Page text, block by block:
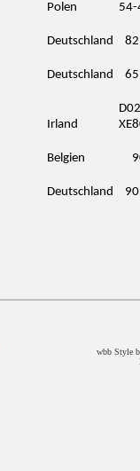
Polen
54-
Deutschland
Deutschland
Irland
D02
Belgien
Deutschland
wbb Style